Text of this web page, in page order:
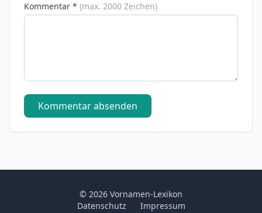
Kommentar * (max. 2000 Zeichen)
Kommentar absenden
© 2026 Vornamen-Lexikon
Datenschutz
Impressum